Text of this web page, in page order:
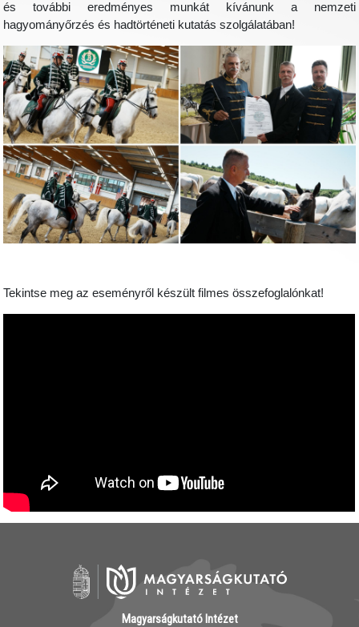
és további eredményes munkát kívánunk a nemzeti
hagyományőrzés és hadtörténeti kutatás szolgálatában!
Tekintse meg az eseményről készült filmes összefoglalónkat!
Magyarságkutató Intézet